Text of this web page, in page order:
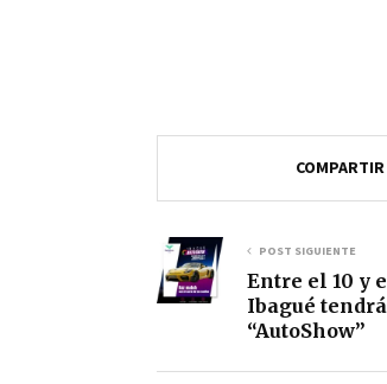
COMPARTIR
POST SIGUIENTE
Entre el 10 y
Ibagué
“AutoShow”